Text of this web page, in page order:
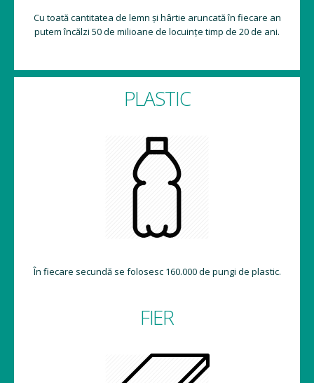
Cu toată cantitatea de lemn și hârtie aruncată în fiecare an
putem încălzi 50 de milioane de locuințe timp de 20 de ani.
PLASTIC
În fiecare secundă se folosesc 160.000 de pungi de plastic.
FIER